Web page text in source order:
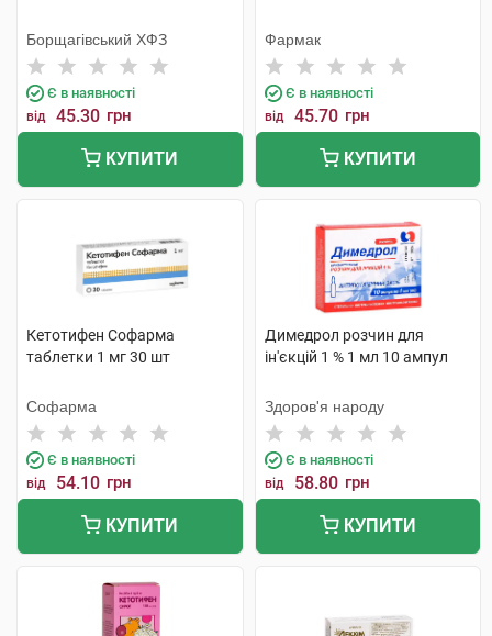
Борщагівський ХФЗ
Є в наявності
від 45.30 грн
КУПИТИ
Фармак
Є в наявності
від 45.70 грн
КУПИТИ
Кетотифен Софарма
таблетки 1 мг 30 шт
Софарма
Є в наявності
від 54.10 грн
КУПИТИ
Димедрол розчин для
ін'єкцій 1 % 1 мл 10 ампул
Здоров'я народу
Є в наявності
від 58.80 грн
КУПИТИ